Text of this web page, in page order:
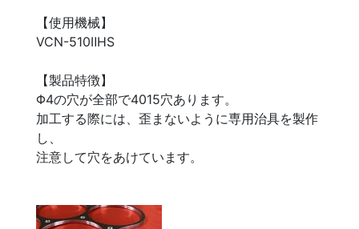
【使用機械】
VCN-510ⅡHS
【製品特徴】
Φ4の穴が全部で4015穴あります。
加工する際には、歪まないように専用治具を製作
し、
注意して穴をあけています。